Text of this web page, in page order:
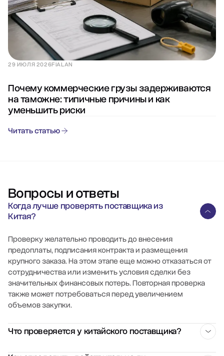
29 ИЮЛЯ 2026FIALAN
Почему коммерческие грузы задерживаются
на таможне: типичные причины и как
уменьшить риски
Читать статью
Вопросы и ответы
Когда лучше проверять поставщика из
Китая?
Проверку желательно проводить до внесения
предоплаты, подписания контракта и размещения
крупного заказа. На этом этапе еще можно отказаться от
сотрудничества или изменить условия сделки без
значительных финансовых потерь. Повторная проверка
также может потребоваться перед увеличением
объемов закупки.
Что проверяется у китайского поставщика?